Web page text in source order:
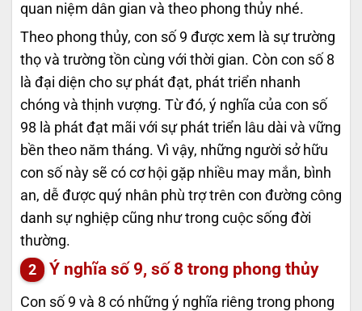
quan niệm dân gian và theo phong thủy nhé.
Theo phong thủy, con số 9 được xem là sự trường
thọ và trường tồn cùng với thời gian. Còn con số 8
là đại diện cho sự phát đạt, phát triển nhanh
chóng và thịnh vượng. Từ đó, ý nghĩa của con số
98 là phát đạt mãi với sự phát triển lâu dài và vững
bền theo năm tháng. Vì vậy, những người sở hữu
con số này sẽ có cơ hội gặp nhiều may mắn, bình
an, dễ được quý nhân phù trợ trên con đường công
danh sự nghiệp cũng như trong cuộc sống đời
thường.
Ý nghĩa số 9, số 8 trong phong thủy
Con số 9 và 8 có những ý nghĩa riêng trong phong